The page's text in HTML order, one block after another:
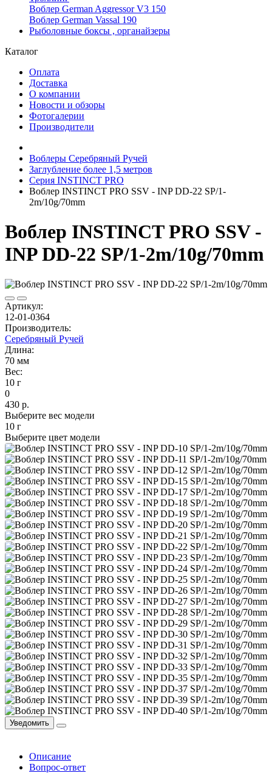
Воблер German Aggressor V3 150
Воблер German Vassal 190
Рыболовные боксы , органайзеры
Каталог
Оплата
Доставка
О компании
Новости и обзоры
Фотогалерии
Производители
Воблеры Серебряный Ручей
Заглубление более 1,5 метров
Серия INSTINCT PRO
Воблер INSTINCT PRO SSV - INP DD-22 SP/1-
2m/10g/70mm
Воблер INSTINCT PRO SSV -
INP DD-22 SP/1-2m/10g/70mm
Артикул:
12-01-0364
Производитель:
Серебряный Ручей
Длина:
70 мм
Вес:
10 г
0
430 р.
Выберите вес модели
10 г
Выберите цвет модели
Уведомить
Описание
Вопрос-ответ